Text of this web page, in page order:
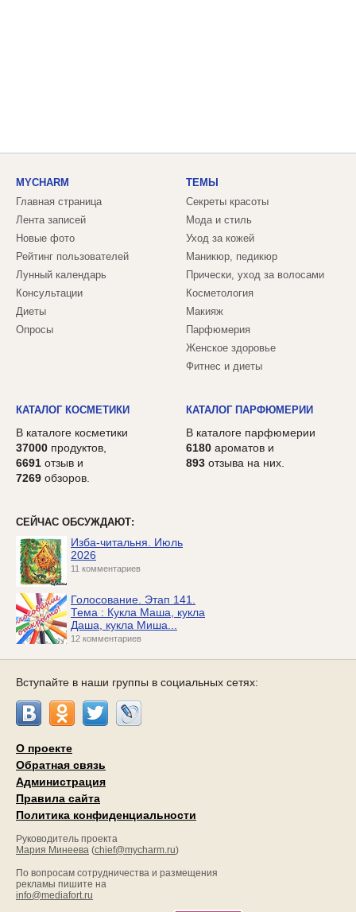
MYCHARM
Главная страница
Лента записей
Новые фото
Рейтинг пользователей
Лунный календарь
Консультации
Диеты
Опросы
ТЕМЫ
Секреты красоты
Мода и стиль
Уход за кожей
Маникюр, педикюр
Прически, уход за волосами
Косметология
Макияж
Парфюмерия
Женское здоровье
Фитнес и диеты
КАТАЛОГ КОСМЕТИКИ
В каталоге косметики
37000 продуктов,
6691 отзыв и
7269 обзоров.
КАТАЛОГ ПАРФЮМЕРИИ
В каталоге парфюмерии
6180 ароматов и
893 отзыва на них.
СЕЙЧАС ОБСУЖДАЮТ:
Изба-читальня. Июль
2026
11 комментариев
Голосование. Этап 141.
Тема : Кукла Маша, кукла
Даша, кукла Миша...
12 комментариев
Вступайте в наши группы в социальных сетях:
О проекте
Обратная связь
Администрация
Правила сайта
Политика конфиденциальности
Руководитель проекта
Мария Минеева (chief@mycharm.ru)
По вопросам сотрудничества и размещения
рекламы пишите на
info@mediafort.ru